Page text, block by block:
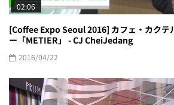
02:06
[Coffee Expo Seoul 2016] カフェ・カクテ
ー「METIER」 - CJ CheiJedang
2016/04/22